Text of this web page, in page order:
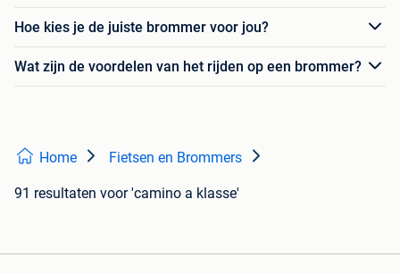
Hoe kies je de juiste brommer voor jou?
Wat zijn de voordelen van het rijden op een brommer?
Home Fietsen en Brommers
91 resultaten voor 'camino a klasse'